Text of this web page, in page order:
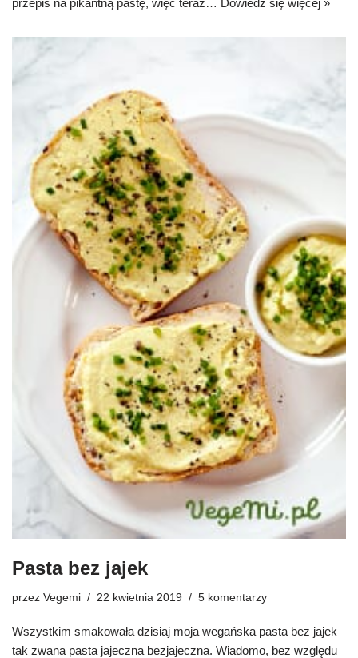
Pasta bez jajek
przez Vegemi 22 kwietnia 2019 5 komentarzy
Wszystkim smakowała dzisiaj moja wegańska pasta bez jajek
tak zwana pasta jajeczna bezjajeczna. Wiadomo, bez względu